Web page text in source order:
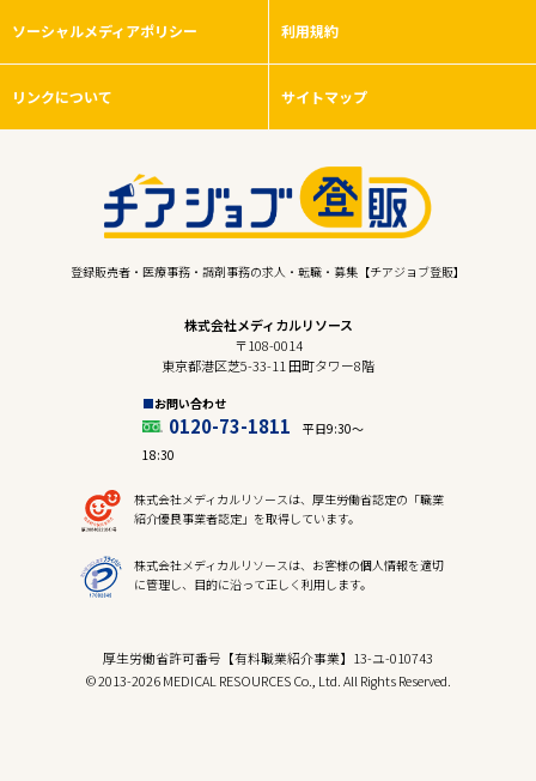
ソーシャルメディアポリシー 利用規約
リンクについて サイトマップ
登録販売者・医療事務・調剤事務の求人・転職・募集【チアジョブ登販】
株式会社メディカルリソース
〒108-0014
東京都港区芝5-33-11 田町タワー8階
お問い合わせ
0120-73-1811
平日9:30〜
18:30
株式会社メディカルリソースは、厚生労働省認定の「職業
紹介優良事業者認定」を取得しています。
株式会社メディカルリソースは、お客様の個人情報を適切
に管理し、目的に沿って正しく利用します。
厚生労働省許可番号【有料職業紹介事業】13-ユ-010743
© 2013-2026 MEDICAL RESOURCES Co., Ltd. All Rights Reserved.